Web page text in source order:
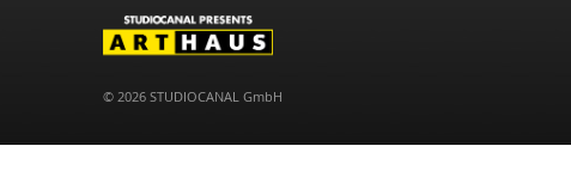
© 2026 STUDIOCANAL GmbH